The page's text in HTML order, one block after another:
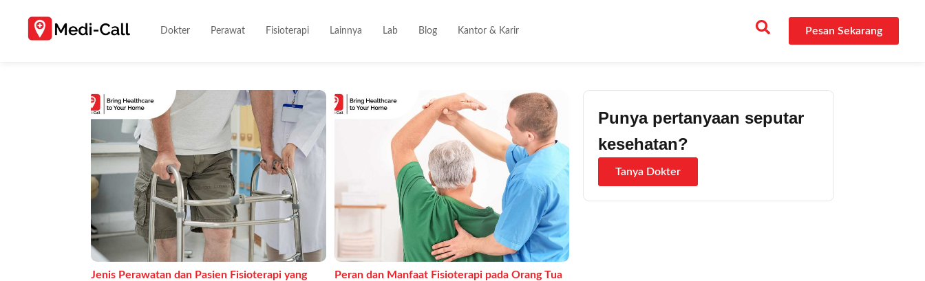
Dokter Perawat Fisioterapi Lainnya Lab Blog Kantor & Karir Pesan Sekarang
Jenis Perawatan dan Pasien Fisioterapi yang
Peran dan Manfaat Fisioterapi pada Orang Tua
Punya pertanyaan seputar
kesehatan?
Tanya Dokter